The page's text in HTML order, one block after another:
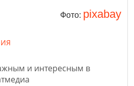
Фото: pixabay
и интересным в